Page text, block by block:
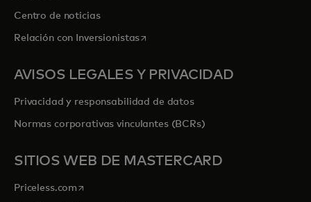
Centro de noticias
Relación con Inversionistasse abre en una pestaña nueva
AVISOS LEGALES Y PRIVACIDAD
Privacidad y responsabilidad de datos
Normas corporativas vinculantes (BCRs)
SITIOS WEB DE MASTERCARD
Priceless.com se abre en una pestaña nueva